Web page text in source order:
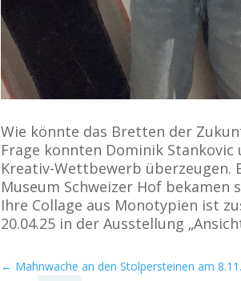
Wie könnte das Bretten der
Frage konnten Dominik Stankovic
Kreativ-Wettbewerb überzeugen.
Museum Schweizer Hof
Ihre Collage aus Monotypien ist
20.04.25 in der Ausstellung
← Mahnwache an den Stolpersteinen am